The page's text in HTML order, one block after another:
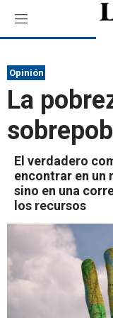
M
e
ú
Opinión
La
El verdadero
encontrar en un
sino en una
los recursos